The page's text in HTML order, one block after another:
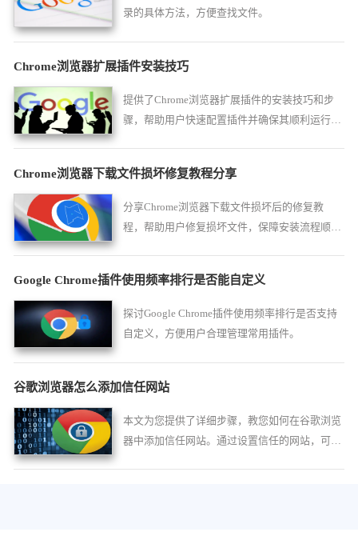
录的具体方法，方便查找文件。
Chrome浏览器扩展插件安装技巧
提供了Chrome浏览器扩展插件的安装技巧和步
骤，帮助用户快速配置插件并确保其顺利运行，
Chrome浏览器下载文件损坏修复教程分享
分享Chrome浏览器下载文件损坏后的修复教
程，帮助用户修复损坏文件，保障安装流程顺
Google Chrome插件使用频率排行是否能自定义
探讨Google Chrome插件使用频率排行是否支持
自定义，方便用户合理管理常用插件。
谷歌浏览器怎么添加信任网站
本文为您提供了详细步骤，教您如何在谷歌浏览
器中添加信任网站。通过设置信任的网站，可以